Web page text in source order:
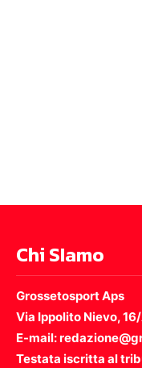
Chi SIamo
Grossetosport Aps
Via Ippolito Nievo,
E-mail:
Testata iscritta al